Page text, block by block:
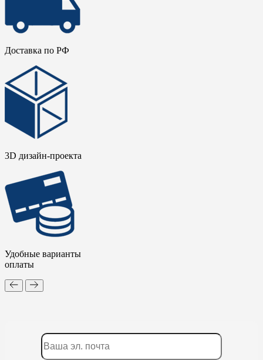
Доставка по РФ
3D дизайн-проекта
Удобные варианты
оплаты